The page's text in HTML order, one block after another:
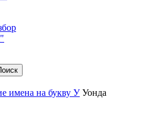
имена на букву У Уонда